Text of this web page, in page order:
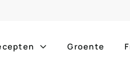
Groente